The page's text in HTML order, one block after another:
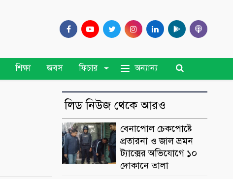
শিক্ষা জবস ফিচার অন্যান্য
লিড নিউজ থেকে আরও
বেনাপোল চেকপোষ্টে
প্রতারনা ও জাল ভ্রমন
ট্যাক্সের অভিযোগে ১০
দোকানে তালা